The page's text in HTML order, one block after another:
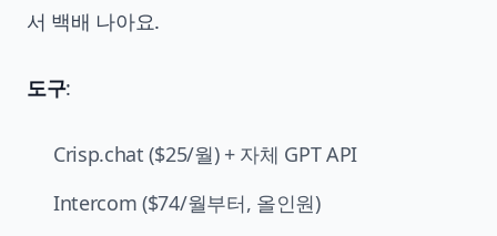
서 백배 나아요.
도구:
Crisp.chat ($25/월) + 자체 GPT API
Intercom ($74/월부터, 올인원)